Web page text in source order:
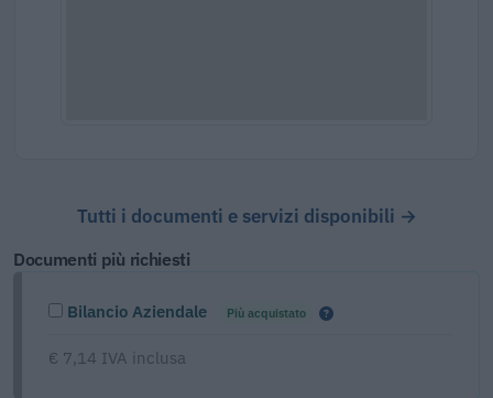
Tutti i documenti e servizi disponibili →
Documenti più richiesti
Bilancio Aziendale Più acquistato
€ 7,14 IVA inclusa